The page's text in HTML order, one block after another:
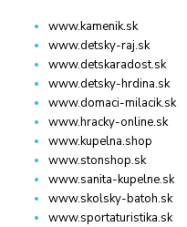
www.kamenik.sk
www.detsky-raj.sk
www.detskaradost.sk
www.detsky-hrdina.sk
www.domaci-milacik.sk
www.hracky-online.sk
www.kupelna.shop
www.stonshop.sk
www.sanita-kupelne.sk
www.skolsky-batoh.sk
www.sportaturistika.sk